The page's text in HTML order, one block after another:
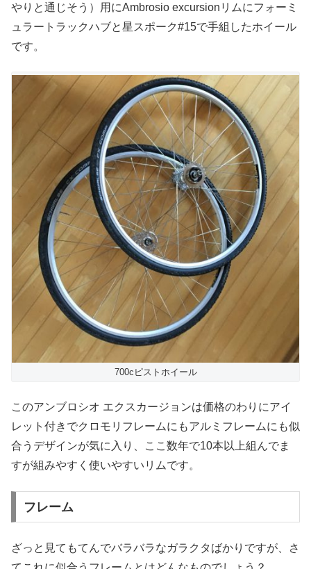
やりと通じそう）用にAmbrosio excursionリムにフォーミ
ュラートラックハブと星スポーク#15で手組したホイール
です。
700cピストホイール
このアンブロシオ エクスカージョンは価格のわりにアイ
レット付きでクロモリフレームにもアルミフレームにも似
合うデザインが気に入り、ここ数年で10本以上組んでま
すが組みやすく使いやすいリムです。
フレーム
ざっと見てもてんでバラバラなガラクタばかりですが、さ